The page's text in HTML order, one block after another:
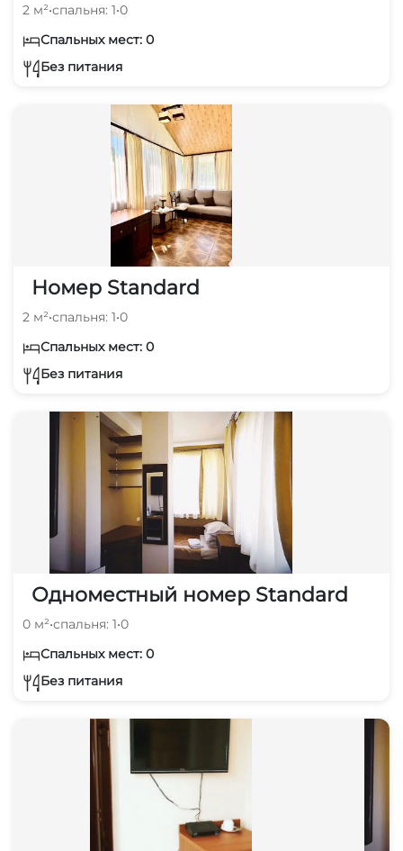
2 м²•спальня: 1•0
Спальных мест: 0
Без питания
Номер Standard
2 м²•спальня: 1•0
Спальных мест: 0
Без питания
Одноместный номер Standard
0 м²•спальня: 1•0
Спальных мест: 0
Без питания